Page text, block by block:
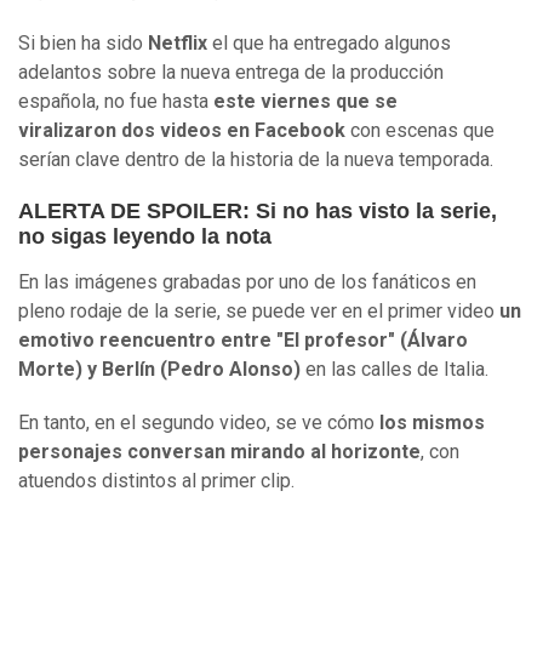
Si bien ha sido Netflix el que ha entregado algunos
adelantos sobre la nueva entrega de la producción
española, no fue hasta este viernes que se
viralizaron dos videos en Facebook con escenas que
serían clave dentro de la historia de la nueva temporada.
ALERTA DE SPOILER: Si no has visto la serie,
no sigas leyendo la nota
En las imágenes grabadas por uno de los fanáticos en
pleno rodaje de la serie, se puede ver en el primer video un
emotivo reencuentro entre "El profesor" (Álvaro
Morte) y Berlín (Pedro Alonso) en las calles de Italia.
En tanto, en el segundo video, se ve cómo los mismos
personajes conversan mirando al horizonte, con
atuendos distintos al primer clip.